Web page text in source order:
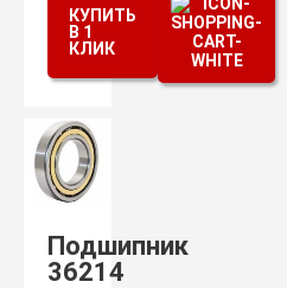
КУПИТЬ
В 1
КЛИК
Подшипник
36214